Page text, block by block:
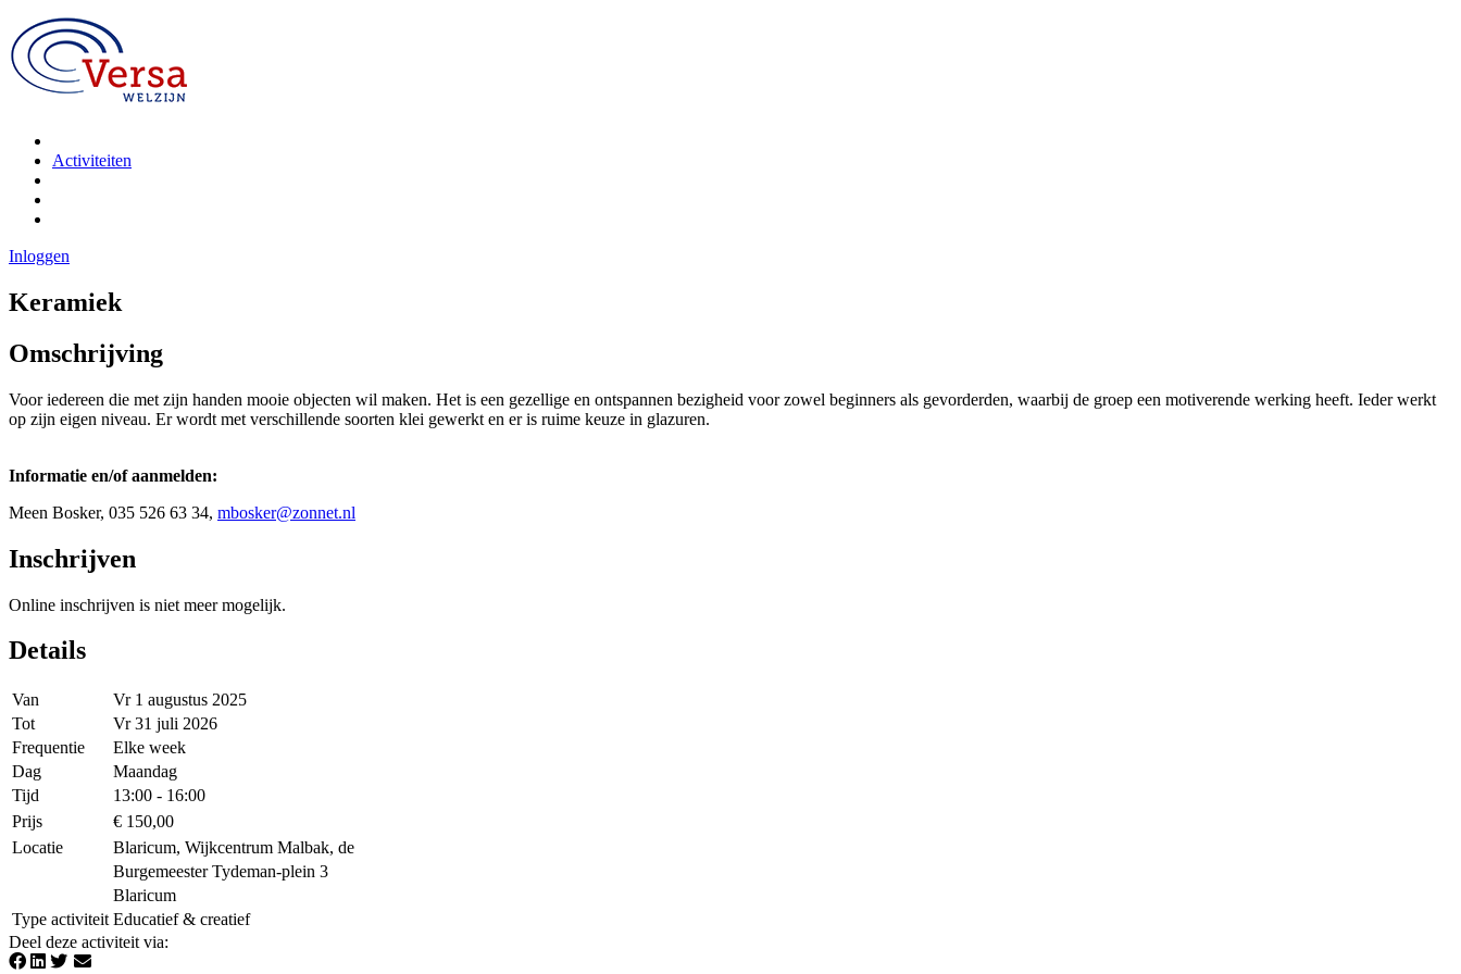
Activiteiten
Inloggen
Keramiek
Omschrijving
Voor iedereen die met zijn handen mooie objecten wil maken. Het is een gezellige en ontspannen bezigheid voor zowel beginners als gevorderden, waarbij de groep een motiverende werking heeft. Ieder werkt
op zijn eigen niveau. Er wordt met verschillende soorten klei gewerkt en er is ruime keuze in glazuren.
Informatie en/of aanmelden:
Meen Bosker, 035 526 63 34, mbosker@zonnet.nl
Inschrijven
Online inschrijven is niet meer mogelijk.
Details
Van
Vr 1 augustus 2025
Tot
Vr 31 juli 2026
Frequentie
Elke week
Dag
Maandag
Tijd
13:00 - 16:00
Prijs
€ 150,00
Locatie
Blaricum, Wijkcentrum Malbak, de
Burgemeester Tydeman-plein 3
Blaricum
Type activiteit Educatief & creatief
Deel deze activiteit via: